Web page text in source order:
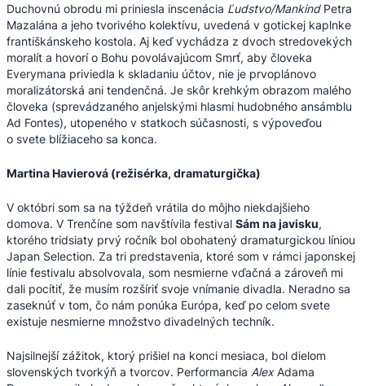
Duchovnú obrodu mi priniesla inscenácia Ľudstvo/MankindPetra
Mazalána a jeho tvorivého kolektívu, uvedená v gotickej kaplnke
františkánskeho kostola. Aj keď vychádza z dvoch stredovekých
moralít a hovorí o Bohu povolávajúcom Smrť, aby človeka
Everymana priviedla k skladaniu účtov, nie je prvoplánovo
moralizátorská ani tendenčná. Je skôr krehkým obrazom malého
človeka (sprevádzaného anjelskými hlasmi hudobného ansámblu
Ad Fontes), utopeného v statkoch súčasnosti, s výpoveďou
o svete blížiaceho sa konca.
Martina Havierová (režisérka, dramaturgička)
V októbri som sa na týždeň vrátila do môjho niekdajšieho
domova. V Trenčíne som navštívila festival Sám na javisku,
ktorého tridsiaty prvý ročník bol obohatený dramaturgickou líniou
Japan Selection. Za tri predstavenia, ktoré som v rámci japonskej
línie festivalu absolvovala, som nesmierne vďačná a zároveň mi
dali pocítiť, že musím rozšíriť svoje vnímanie divadla. Neradno sa
zaseknúť v tom, čo nám ponúka Európa, keď po celom svete
existuje nesmierne množstvo divadelných techník.
Najsilnejší zážitok, ktorý prišiel na konci mesiaca, bol dielom
slovenských tvorkýň a tvorcov. Performancia Alex Adama